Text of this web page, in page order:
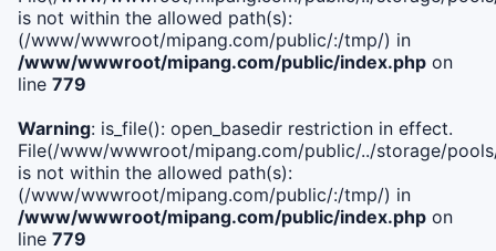
is not within the allowed path(s):
(/www/wwwroot/mipang.com/public/:/tmp/) in
/www/wwwroot/mipang.com/public/index.php on
line 779
Warning: is_file(): open_basedir restriction in effect.
File(/www/wwwroot/mipang.com/public/../storage/
is not within the allowed path(s):
(/www/wwwroot/mipang.com/public/:/tmp/) in
/www/wwwroot/mipang.com/public/index.php on
line 779